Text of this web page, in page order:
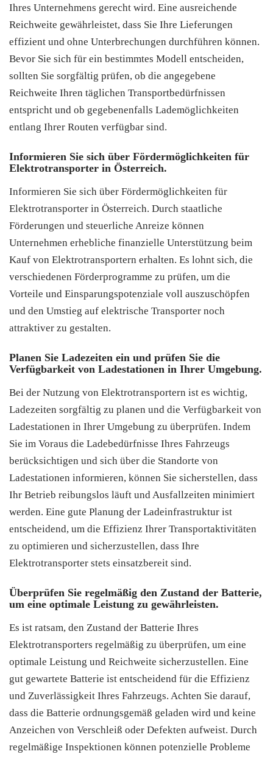
Ihres Unternehmens gerecht wird. Eine ausreichende
Reichweite gewährleistet, dass Sie Ihre Lieferungen
effizient und ohne Unterbrechungen durchführen können.
Bevor Sie sich für ein bestimmtes Modell entscheiden,
sollten Sie sorgfältig prüfen, ob die angegebene
Reichweite Ihren täglichen Transportbedürfnissen
entspricht und ob gegebenenfalls Lademöglichkeiten
entlang Ihrer Routen verfügbar sind.
Informieren Sie sich über Fördermöglichkeiten für
Elektrotransporter in Österreich.
Informieren Sie sich über Fördermöglichkeiten für
Elektrotransporter in Österreich. Durch staatliche
Förderungen und steuerliche Anreize können
Unternehmen erhebliche finanzielle Unterstützung beim
Kauf von Elektrotransportern erhalten. Es lohnt sich, die
verschiedenen Förderprogramme zu prüfen, um die
Vorteile und Einsparungspotenziale voll auszuschöpfen
und den Umstieg auf elektrische Transporter noch
attraktiver zu gestalten.
Planen Sie Ladezeiten ein und prüfen Sie die
Verfügbarkeit von Ladestationen in Ihrer Umgebung.
Bei der Nutzung von Elektrotransportern ist es wichtig,
Ladezeiten sorgfältig zu planen und die Verfügbarkeit von
Ladestationen in Ihrer Umgebung zu überprüfen. Indem
Sie im Voraus die Ladebedürfnisse Ihres Fahrzeugs
berücksichtigen und sich über die Standorte von
Ladestationen informieren, können Sie sicherstellen, dass
Ihr Betrieb reibungslos läuft und Ausfallzeiten minimiert
werden. Eine gute Planung der Ladeinfrastruktur ist
entscheidend, um die Effizienz Ihrer Transportaktivitäten
zu optimieren und sicherzustellen, dass Ihre
Elektrotransporter stets einsatzbereit sind.
Überprüfen Sie regelmäßig den Zustand der Batterie,
um eine optimale Leistung zu gewährleisten.
Es ist ratsam, den Zustand der Batterie Ihres
Elektrotransporters regelmäßig zu überprüfen, um eine
optimale Leistung und Reichweite sicherzustellen. Eine
gut gewartete Batterie ist entscheidend für die Effizienz
und Zuverlässigkeit Ihres Fahrzeugs. Achten Sie darauf,
dass die Batterie ordnungsgemäß geladen wird und keine
Anzeichen von Verschleiß oder Defekten aufweist. Durch
regelmäßige Inspektionen können potenzielle Probleme